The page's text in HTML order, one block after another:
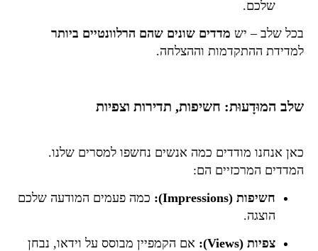
שלכם.
בכל שלב – יש מדדים שונים שהם הרלוונטיים ביותר
למדידת ההתקדמות וההצלחה.
שלב המוּדָעוּת: חשיפות, תדירות וצפיות
כאן אנחנו מודדים כמה אנשים נחשפו למסרים שלנו.
המדדים המרכזיים הם:
חשיפות (Impressions):
כמה פעמים המודעה שלכם
הוצגה.
צפיות (Views):
אם הקמפיין מבוסס על וידאו, נבחן